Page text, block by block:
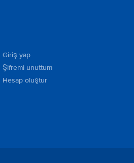
Giriş yap
Şifremi unuttum
Hesap oluştur